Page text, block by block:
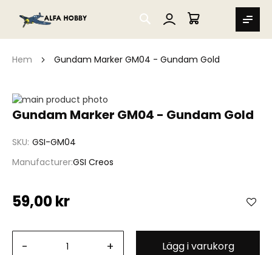
SEARCH
MIN VARUKORG
Hem Gundam Marker GM04 - Gundam Gold
Gundam Marker GM04 - Gundam Gold
SKU GSI-GM04
ManufacturerGSI Creos
59,00 kr
- + Lägg i varukorg
Hoppa
till
bildgalleriet
Hoppa
av
bildgalleriet